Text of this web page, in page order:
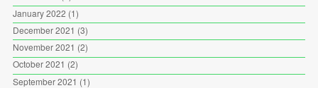
January 2022 (1)
December 2021 (3)
November 2021 (2)
October 2021 (2)
September 2021 (1)